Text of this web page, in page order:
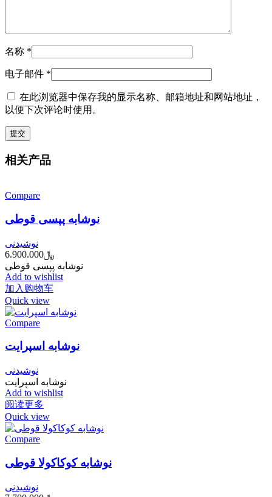
名称 *
电子邮件 *
在此浏览器中保存我的显示名称、邮箱地址和网站地址，
以便下次评论时使用。
相关产品
Compare
نوشابه پپسی قوطی
نوشیدنی
﷼6.900.000
نوشابه پپسی قوطی
Add to wishlist
加入购物车
Quick view
Compare
نوشابه اسپرایت
نوشیدنی
نوشابه اسپرایت
Add to wishlist
阅读更多
Quick view
Compare
نوشابه کوکاکولا قوطی
نوشیدنی